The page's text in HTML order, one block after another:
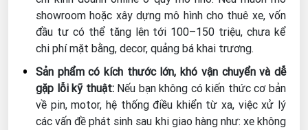
showroom hoặc xây dựng mô hình cho thuê xe, vốn
đầu tư có thể tăng lên tới 100–150 triệu, chưa kể
chi phí mặt bằng, decor, quảng bá khai trương.
Sản phẩm có kích thước lớn, khó vận chuyển và dễ
gặp lỗi kỹ thuật:Nếu bạn không có kiến thức cơ bản
về pin, motor, hệ thống điều khiển từ xa, việc xử lý
các vấn đề phát sinh sau khi giao hàng như: xe không